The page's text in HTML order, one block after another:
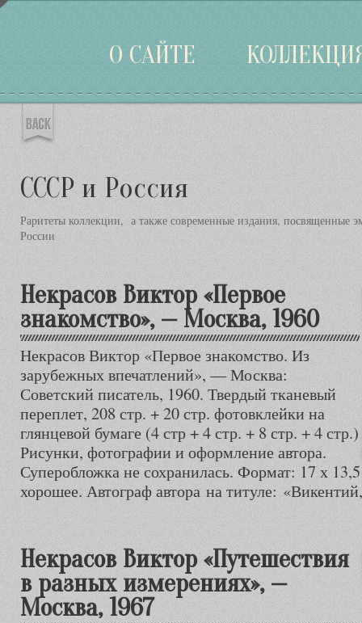
О САЙТЕ
СССР и Россия
Раритеты коллекции, а также современные издания, посвященные
России
Некрасов Виктор «Первое
знакомство», — Москва, 1960
Некрасов Виктор «Первое знакомство. Из
зарубежных впечатлений», — Москва:
Советский писатель, 1960. Твердый тканевый
переплет, 208 стр. + 20 стр. фотовклейки на
глянцевой бумаге (4 стр + 4 стр. + 8 стр. + 4 стр.)
Рисунки, фотографии и оформление автора.
Суперобложка не сохранилась. Формат: 17 х
хорошее. Автограф автора на титуле:
Некрасов Виктор «Путешествия
в разных измерениях», —
Москва, 1967